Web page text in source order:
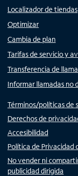
Localizador de tiendas
Optimizar
Cambia de plan
Tarifas de servicio y
Transferencia de
Informar llamadas no
Términos/políticas de
Derechos de
Accesibilidad
Política de Privacidad
No vender ni
publicidad dirigida